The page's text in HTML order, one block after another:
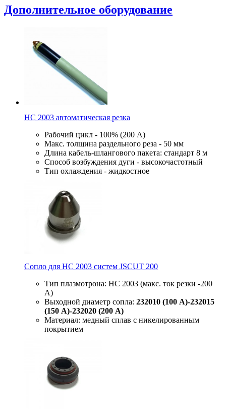
Дополнительное оборудование
HC 2003 автоматическая резка
Рабочий цикл - 100% (200 А)
Макс. толщина раздельного реза - 50 мм
Длина кабель-шлангового пакета: стандарт 8 м
Способ возбуждения дуги - высокочастотный
Тип охлаждения - жидкостное
Сопло для HC 2003 систем JSCUT 200
Тип плазмотрона: HC 2003 (макс. ток резки -200
А)
Выходной диаметр сопла: 232010 (100 А)-232015
(150 А)-232020 (200 А)
Материал: медный сплав с никелированным
покрытием